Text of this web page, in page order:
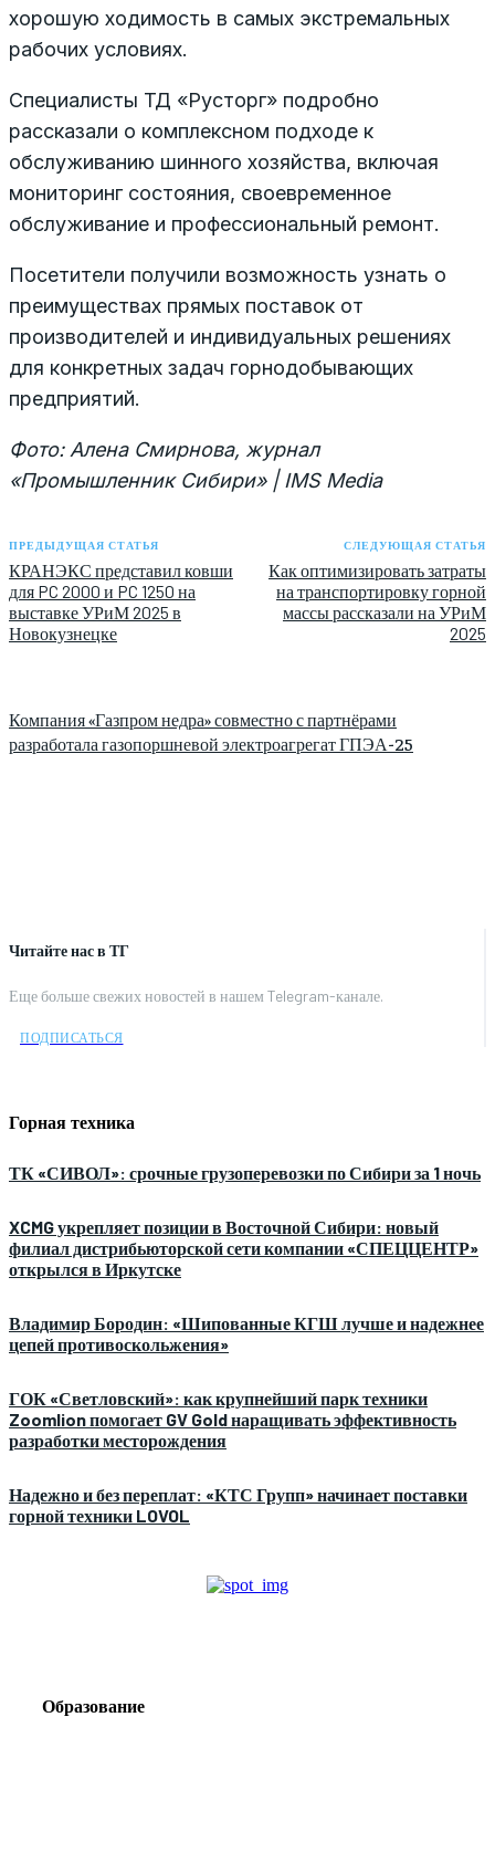
Читайте нас в ТГ
Еще больше свежих новостей в нашем Telegram-канале.
ПОДПИСАТЬСЯ
Горная техника
ТК «СИВОЛ»: срочные грузоперевозки по Сибири за 1 ночь
XCMG укрепляет позиции в Восточной Сибири: новый
филиал дистрибьюторской сети компании «СПЕЦЦЕНТР»
открылся в Иркутске
Владимир Бородин: «Шипованные КГШ лучше и надежнее
цепей противоскольжения»
ГОК «Светловский»: как крупнейший парк техники
Zoomlion помогает GV Gold наращивать эффективность
разработки месторождения
Надежно и без переплат: «КТС Групп» начинает поставки
горной техники LOVOL
Образование
хорошую ходимость в самых экстремальных
рабочих условиях.
Специалисты ТД «Русторг» подробно
рассказали о комплексном подходе к
обслуживанию шинного хозяйства, включая
мониторинг состояния, своевременное
обслуживание и профессиональный ремонт.
Посетители получили возможность узнать о
преимуществах прямых поставок от
производителей и индивидуальных решениях
для конкретных задач горнодобывающих
предприятий.
Фото: Алена Смирнова, журнал
«Промышленник Сибири» | IMS Media
ПРЕДЫДУЩАЯ СТАТЬЯ
КРАНЭКС представил ковши
для PC 2000 и PC 1250 на
выставке УРиМ 2025 в
Новокузнецке
СЛЕДУЮЩАЯ СТАТЬЯ
Как оптимизировать затраты
на транспортировку горной
массы рассказали на УРиМ
2025
Компания «Газпром недра» совместно с партнёрами
разработала газопоршневой электроагрегат ГПЭА-25